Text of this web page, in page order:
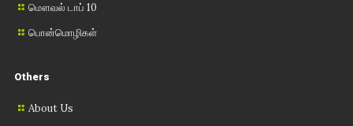
மௌவல் டாப் 10
பொன்மொழிகள்
Others
About Us